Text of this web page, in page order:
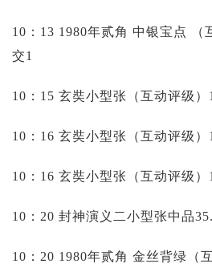
10：13 1980年贰角 中银宝点 （
交1
10：15 玄奘小型张（互动评级）
10：16 玄奘小型张（互动评级）
10：16 玄奘小型张（互动评级）
10：20 封神演义二小型张中品
10：20 1980年贰角 金丝背绿（